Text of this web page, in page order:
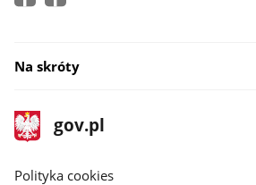
Na skróty
stopka
gov.pl
Strona
gov.pl
gov.pl
Polityka cookies